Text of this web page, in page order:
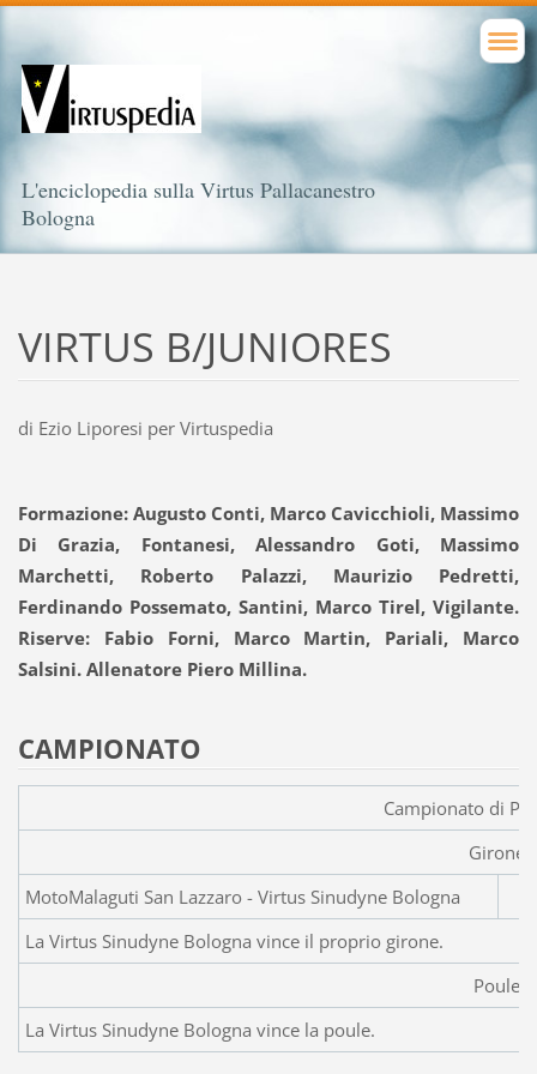
L'enciclopedia sulla Virtus Pallacanestro
Bologna
VIRTUS B/JUNIORES
di Ezio Liporesi per Virtuspedia
Formazione: Augusto Conti, Marco Cavicchioli, Massimo
Di Grazia, Fontanesi, Alessandro Goti, Massimo
Marchetti, Roberto Palazzi, Maurizio Pedretti,
Ferdinando Possemato, Santini, Marco Tirel, Vigilante.
Riserve: Fabio Forni, Marco Martin, Pariali, Marco
Salsini. Allenatore Piero Millina.
CAMPIONATO
Campionato di
Girone
MotoMalaguti San Lazzaro -
La Virtus Sinudyne Bologna vince il proprio girone.
Poule
La Virtus Sinudyne Bologna vince la poule.